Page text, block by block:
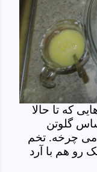
که تا حالا
گلوتن
چرخه. تخم
رو هم با آرد